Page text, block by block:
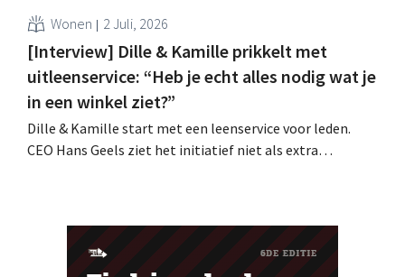
Wonen 2 Juli, 2026
[Interview] Dille & Kamille prikkelt met
uitleenservice: “Heb je echt alles nodig wat je
in een winkel ziet?”
Dille & Kamille start met een leenservice voor leden.
CEO Hans Geels ziet het initiatief niet als extra